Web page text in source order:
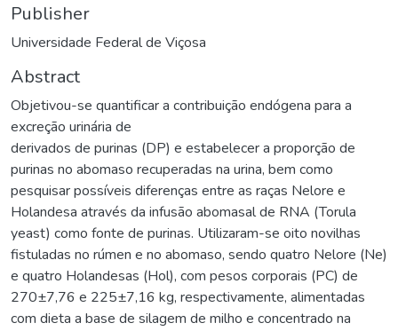
Publisher
Universidade Federal de Viçosa
Abstract
Objetivou-se quantificar a contribuição endógena para a
excreção urinária de
derivados de purinas (DP) e estabelecer a proporção de
purinas no abomaso recuperadas na urina, bem como
pesquisar possíveis diferenças entre as raças Nelore e
Holandesa através da infusão abomasal de RNA (Torula
yeast) como fonte de purinas. Utilizaram-se oito novilhas
fistuladas no rúmen e no abomaso, sendo quatro Nelore (Ne)
e quatro Holandesas (Hol), com pesos corporais (PC) de
270±7,76 e 225±7,16 kg, respectivamente, alimentadas
com dieta a base de silagem de milho e concentrado na